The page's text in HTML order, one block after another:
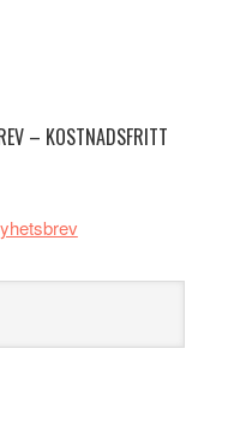
– KOSTNADSFRITT